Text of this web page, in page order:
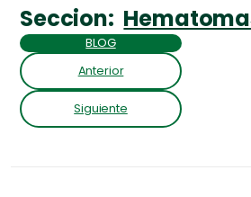
Seccion:
BLOG
Anterior
Siguiente